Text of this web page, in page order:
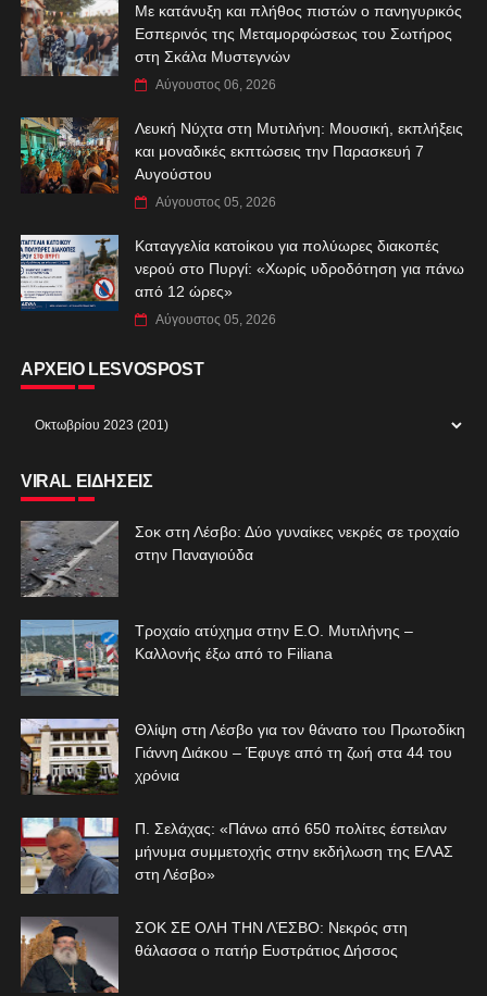
Με κατάνυξη και πλήθος πιστών ο πανηγυρικός
Εσπερινός της Μεταμορφώσεως του Σωτήρος
στη Σκάλα Μυστεγνών
Αύγουστος 06, 2026
Λευκή Νύχτα στη Μυτιλήνη: Μουσική, εκπλήξεις
και μοναδικές εκπτώσεις την Παρασκευή 7
Αυγούστου
Αύγουστος 05, 2026
Καταγγελία κατοίκου για πολύωρες διακοπές
νερού στο Πυργί: «Χωρίς υδροδότηση για πάνω
από 12 ώρες»
Αύγουστος 05, 2026
ΑΡΧΕΙΟ LESVOSPOST
VIRAL ΕΙΔΗΣΕΙΣ
Σοκ στη Λέσβο: Δύο γυναίκες νεκρές σε τροχαίο
στην Παναγιούδα
Τροχαίο ατύχημα στην Ε.Ο. Μυτιλήνης –
Καλλονής έξω από το Filiana
Θλίψη στη Λέσβο για τον θάνατο του Πρωτοδίκη
Γιάννη Διάκου – Έφυγε από τη ζωή στα 44 του
χρόνια
Π. Σελάχας: «Πάνω από 650 πολίτες έστειλαν
μήνυμα συμμετοχής στην εκδήλωση της ΕΛΑΣ
στη Λέσβο»
ΣΟΚ ΣΕ ΟΛΗ ΤΗΝ ΛΈΣΒΟ: Νεκρός στη
θάλασσα ο πατήρ Ευστράτιος Δήσσος